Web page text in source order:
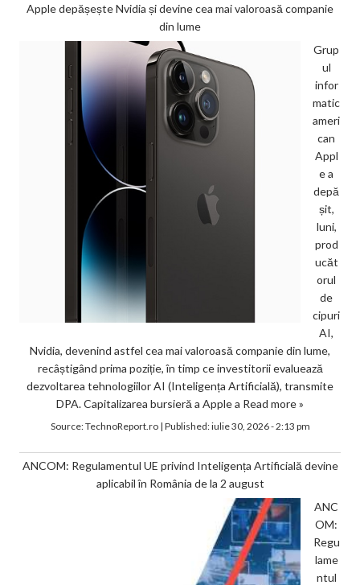
Apple depășește Nvidia și devine cea mai valoroasă companie
din lume
Grup
ul
infor
matic
ameri
can
Appl
e a
depă
șit,
luni,
prod
ucăt
orul
de
cipuri
AI,
Nvidia, devenind astfel cea mai valoroasă companie din lume,
recâștigând prima poziție, în timp ce investitorii evaluează
dezvoltarea tehnologiilor AI (Inteligența Artificială), transmite
DPA. Capitalizarea bursieră a Apple a Read more »
Source:TechnoReport.ro| Published:iulie 30, 2026 - 2:13 pm
ANCOM: Regulamentul UE privind Inteligența Artificială devine
aplicabil în România de la 2 august
ANC
OM:
Regu
lame
ntul